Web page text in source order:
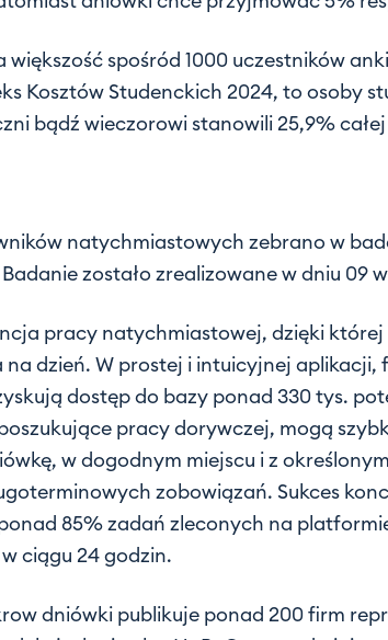
spośród 1000 uczestników
Kosztów Studenckich 2024, to osoby
bądź wieczorowi stanowili 25,9%
natychmiastowych zebrano w
Badanie zostało zrealizowane w dniu 09
pracy natychmiastowej, dzięki
na dzień. W prostej i intuicyjnej aplikacji,
dostęp do bazy ponad 330 tys.
pracy dorywczej, mogą
w dogodnym miejscu i z
zobowiązań. Sukces
85% zadań zleconych na
ciągu 24 godzin.
dniówki publikuje ponad 200 firm